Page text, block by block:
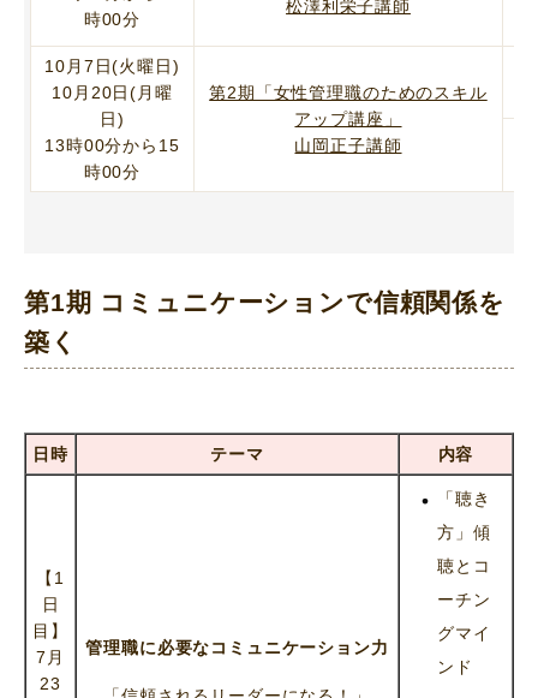
時00分
松澤利栄子講師
10月7日(火曜日)
10月20日(月曜
日)
13時00分から15
時00分
第2期「女性管理職のためのスキル
アップ講座」
山岡正子講師
第1期 コミュニケーションで信頼関係を
築く
日時 テーマ 内容
【1
日
目】
7月
23
管理職に必要なコミュニケーション力
「聴き
方」傾
聴とコ
ーチン
グマイ
ンド